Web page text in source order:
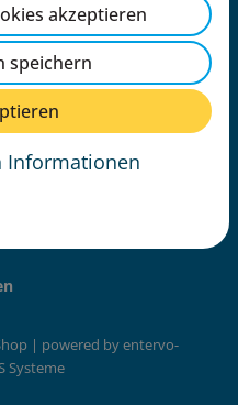
| powered by entervo-
Systeme
akzeptieren
speichern
Informationen